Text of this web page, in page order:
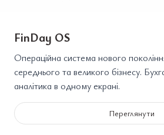
FinDay OS
Операційна система нового
середнього та великого бізнесу.
аналітика в одному екрані.
Переглянути